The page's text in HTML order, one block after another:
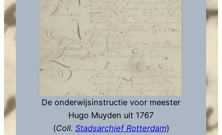
De onderwijsinstructie voor meester
Hugo Muyden uit 1767
(Coll. Stadsarchief Rotterdam)